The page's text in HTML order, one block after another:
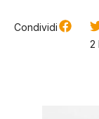
Condividi
2